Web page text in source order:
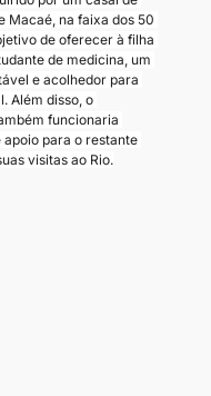
Macaé, na faixa dos 50
de oferecer à filha
de medicina, um
e acolhedor para
Além disso, o
funcionaria
apoio para o restante
visitas ao Rio.